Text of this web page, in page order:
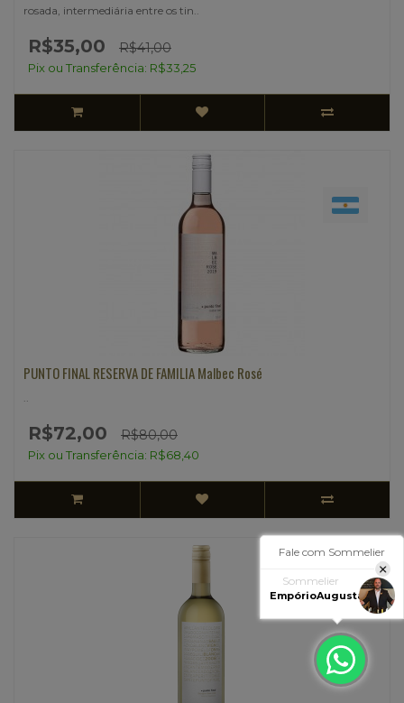
rosada, intermediária entre os tin..
R$35,00 R$41,00
Pix ou Transferência: R$33,25
PUNTO FINAL RESERVA DE FAMILIA Malbec Rosé
R$72,00 R$80,00
Pix ou Transferência: R$68,40
Fale com Sommelier
Sommelier
EmpórioAugusta